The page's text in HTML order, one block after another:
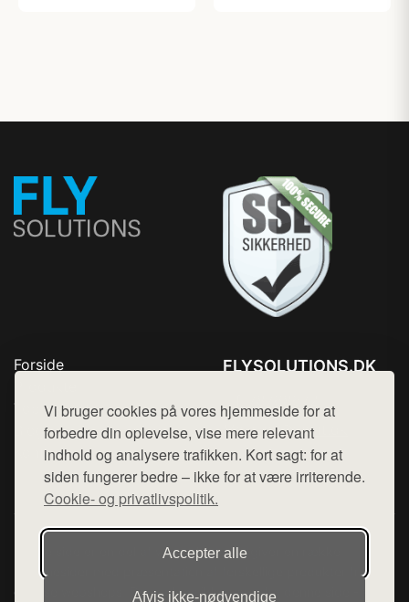
Vi bruger cookies på vores hjemmeside for at
forbedre din oplevelse, vise mere relevant
indhold og analysere trafikken. Kort sagt: for at
siden fungerer bedre – ikke for at være irriterende.
Cookie- og privatlivspolitik.
Accepter alle
Afvis ikke‑nødvendige
Forside
Top Rabatter
Blog
Kontakt
FLYSOLUTIONS.DK
Mail: hej@want.dk
Cookie- og privatlivspolitik
Denne side er en del af want.dk, der udgiver en række
hjemmesider med præsentation af forskellige produkter fra
diverse webshops. Der sælges ikke varer fra denne side - vi